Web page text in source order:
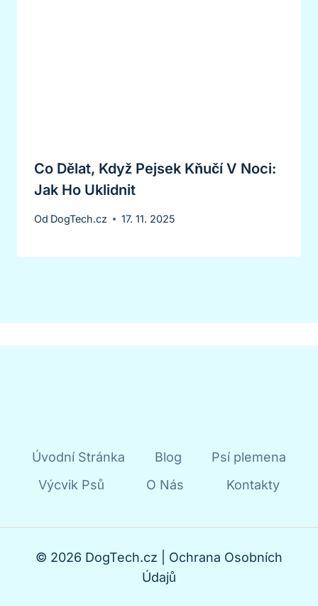
Co Dělat, Když Pejsek Kňučí V Noci:
Jak Ho Uklidnit
Od DogTech.cz 17. 11. 2025
Úvodní Stránka Blog
Psí plemena
Výcvik Psů
O Nás Kontakty
© 2026 DogTech.cz | Ochrana Osobních
Údajů